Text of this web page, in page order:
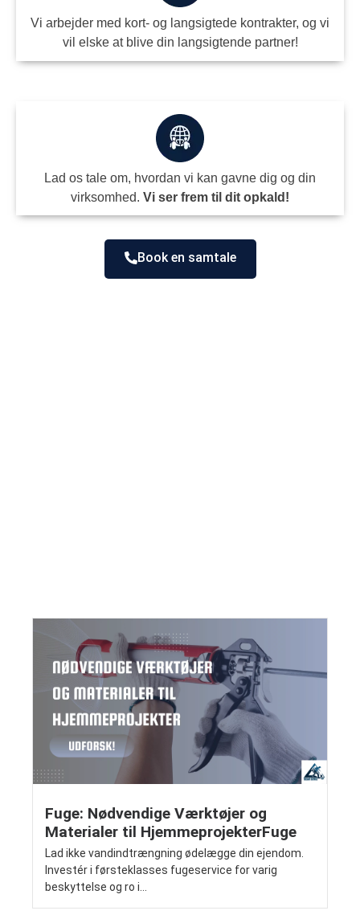
Vi arbejder med kort- og langsigtede kontrakter, og vi
vil elske at blive din langsigtende partner!
Lad os tale om, hvordan vi kan gavne dig og din
virksomhed. Vi ser frem til dit opkald!
Book en samtale
Fuge: Nødvendige Værktøjer og
Materialer til HjemmeprojekterFuge
Lad ikke vandindtrængning ødelægge din ejendom.
Investér i førsteklasses fugeservice for varig
beskyttelse og ro i...